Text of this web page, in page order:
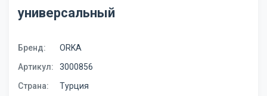
универсальный
Бренд:
ORKA
Артикул:
3000856
Страна:
Турция